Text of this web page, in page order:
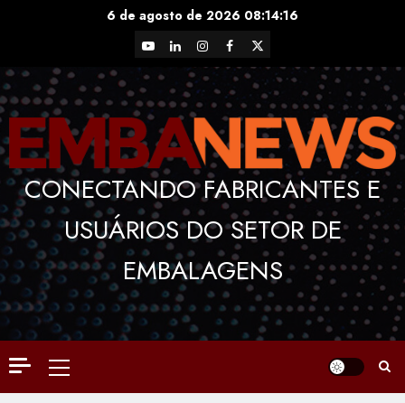
6 de agosto de 2026 08:14:17
YouTubeLinkedInInstagram
Facebook
X
CONECTANDO FABRICANTES E
USUÁRIOS DO SETOR DE
EMBALAGENS
Primary
Menu